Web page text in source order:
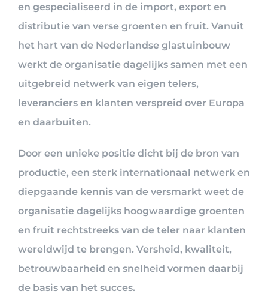
en gespecialiseerd in de import, export en
distributie van verse groenten en fruit. Vanuit
het hart van de Nederlandse glastuinbouw
werkt de organisatie dagelijks samen met een
uitgebreid netwerk van eigen telers,
leveranciers en klanten verspreid over Europa
en daarbuiten.
Door een unieke positie dicht bij de bron van
productie, een sterk internationaal netwerk en
diepgaande kennis van de versmarkt weet de
organisatie dagelijks hoogwaardige groenten
en fruit rechtstreeks van de teler naar klanten
wereldwijd te brengen. Versheid, kwaliteit,
betrouwbaarheid en snelheid vormen daarbij
de basis van het succes.